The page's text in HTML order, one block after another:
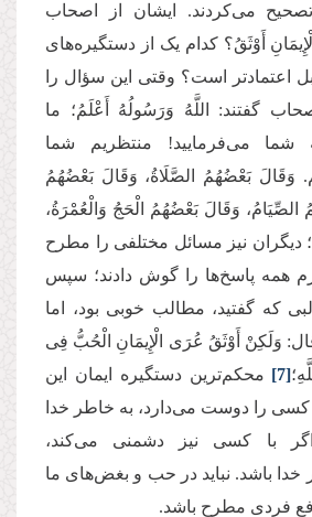
تصحیح‌ می‌کردند. ایشان از اصحاب
أَوْثَقُ؟ کدام یک از دستگیره‌های
اعتمادتر است؟ وقتی این سؤال را
گفتند: اللَّهُ وَرَسُولُهُ أَعْلَمُ؛ ما
شما می‌فرمایید! منتظریم شما
وَقَالَ بَعْضُهُمُ الصَّلَاةُ، وَقَالَ بَعْضُهُمُ
الصِّیَامُ، وَقَالَ بَعْضُهُمُ الْحَجُ‏ وَالْعُمْرَةُ،
دیگران نیز مسائل مختلفی را مطرح
همه پاسخ‌ها را گوش دادند؛ سپس
که گفتید، مطالب خوبی بود، اما
وَلَكِنْ أَوْثَقُ عُرَى الْإِیمَانِ الْحُبُّ فِی
[7] محکم‌ترین دستگیره ایمان این
را دوست می‌دارد، به خاطر خدا
با کسی نیز دشمنی می‌کند،
باشد. نباید در حب و بغض‌های ما
فردی مطرح باشد.